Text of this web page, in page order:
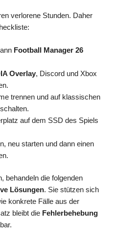
verlorene Stunden. Daher
Football Manager 26
Overlay, Discord und Xbox
trennen und auf klassischen
auf dem SSD des Spiels
neu starten und dann einen
behandeln die folgenden
Lösungen. Sie stützen sich
konkrete Fälle aus der
bleibt die Fehlerbehebung